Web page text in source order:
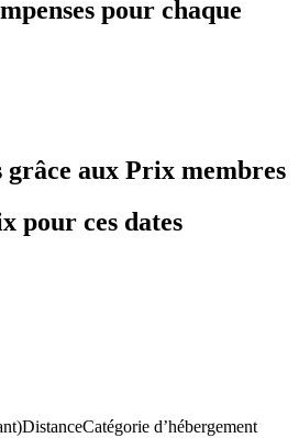
pour chaque
grâce aux Prix membres
pour ces dates
DistanceCatégorie d’hébergement